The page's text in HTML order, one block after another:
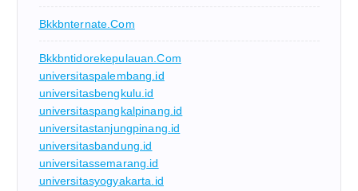
Bkkbnternate.com
Bkkbntidorekepulauan.com
universitaspalembang.id
universitasbengkulu.id
universitaspangkalpinang.id
universitastanjungpinang.id
universitasbandung.id
universitassemarang.id
universitasyogyakarta.id